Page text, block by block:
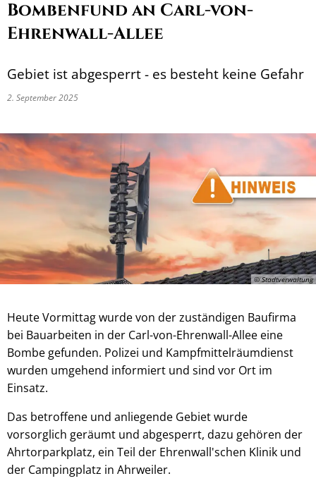
Bombenfund an Carl-von-
Ehrenwall-Allee
Gebiet ist abgesperrt - es besteht keine Gefahr
2. September 2025
© Stadtverwaltung
Heute Vormittag wurde von der zuständigen Baufirma
bei Bauarbeiten in der Carl-von-Ehrenwall-Allee eine
Bombe gefunden. Polizei und Kampfmittelräumdienst
wurden umgehend informiert und sind vor Ort im
Einsatz.
Das betroffene und anliegende Gebiet wurde
vorsorglich geräumt und abgesperrt, dazu gehören der
Ahrtorparkplatz, ein Teil der Ehrenwall'schen Klinik und
der Campingplatz in Ahrweiler.